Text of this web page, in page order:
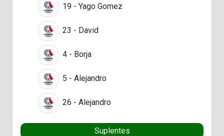
19 - Yago Gomez
23 - David
4 - Borja
5 - Alejandro
26 - Alejandro
Suplentes